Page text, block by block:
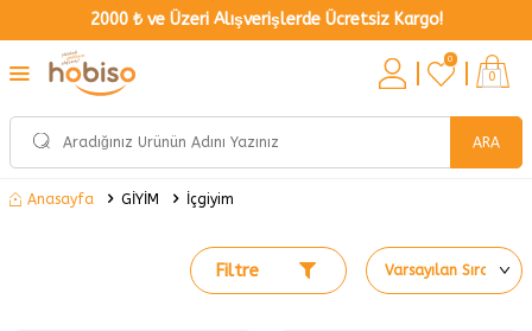
2000 ₺ ve Üzeri Alışverişlerde Ücretsiz Kargo!
ARA
0
0
Anasayfa GİYİM İçgiyim
Filtre